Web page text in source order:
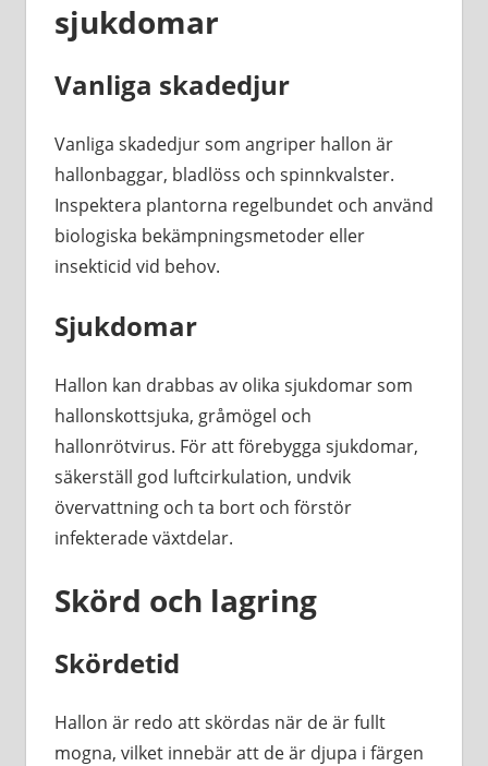
sjukdomar
Vanliga skadedjur
Vanliga skadedjur som angriper hallon är
hallonbaggar, bladlöss och spinnkvalster.
Inspektera plantorna regelbundet och använd
biologiska bekämpningsmetoder eller
insekticid vid behov.
Sjukdomar
Hallon kan drabbas av olika sjukdomar som
hallonskottsjuka, gråmögel och
hallonrötvirus. För att förebygga sjukdomar,
säkerställ god luftcirkulation, undvik
övervattning och ta bort och förstör
infekterade växtdelar.
Skörd och lagring
Skördetid
Hallon är redo att skördas när de är fullt
mogna, vilket innebär att de är djupa i färgen